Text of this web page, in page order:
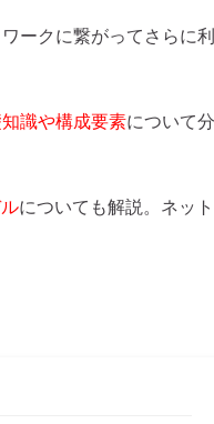
ークに繋がってさらに
識や構成要素について
についても解説。ネッ